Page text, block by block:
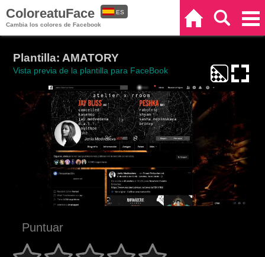
ColoreatuFace
Cambia los colores de Facebook
ES
Plantilla: AMATORY
Vista previa de la plantilla para FaceBook
Puntuar